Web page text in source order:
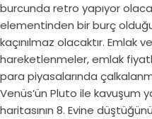
burcunda retro yapıyor
elementinden bir burç
kaçınılmaz olacaktır. Emlak
hareketlenmeler, emlak
para piyasalarında
Venüs’ün Pluto ile kavuşum
haritasının 8. Evine